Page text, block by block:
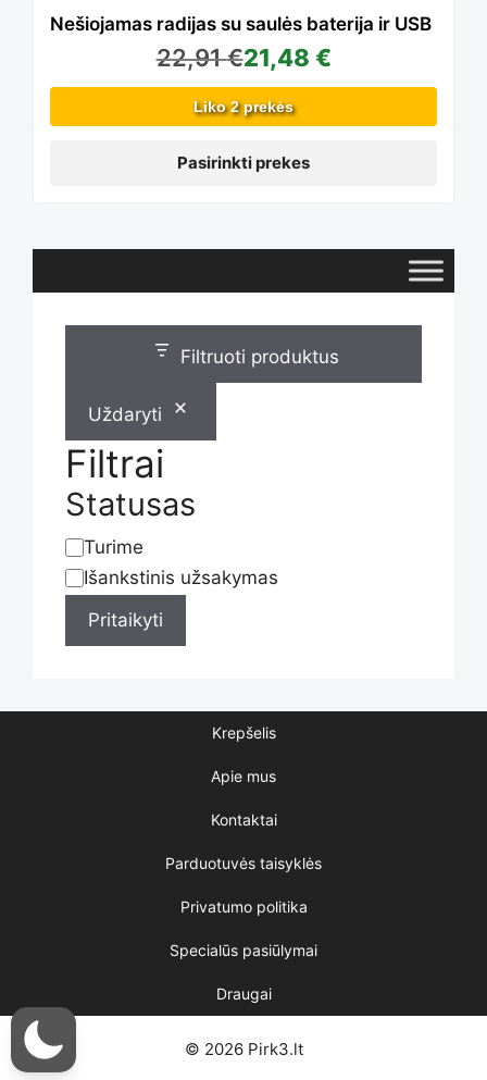
Nešiojamas radijas su saulės baterija ir USB
22,91€21,48 €
Liko 2 prekės
Pasirinkti prekes
The
options
be
chosen
on
the
product
page
Filtruoti produktus
Uždaryti
Filtrai
Statusas
Statusas
Turime
Išankstinis užsakymas
Pritaikyti
Krepšelis
Apie mus
Kontaktai
Parduotuvės taisyklės
Privatumo politika
Specialūs pasiūlymai
Draugai
© 2026 Pirk3.lt